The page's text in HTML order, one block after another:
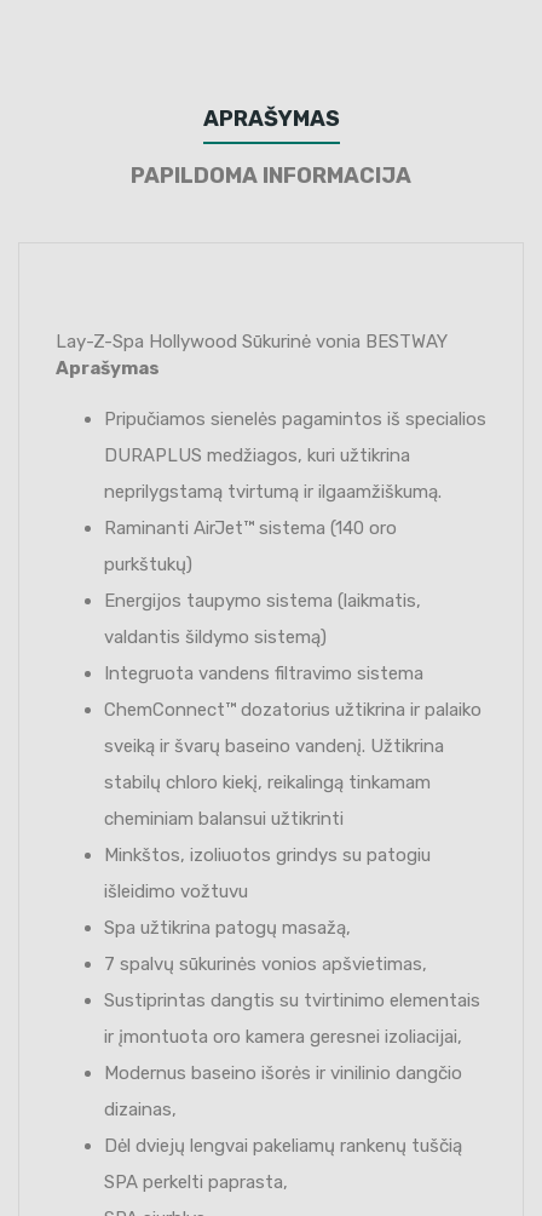
APRAŠYMAS
PAPILDOMA INFORMACIJA
Lay-Z-Spa Hollywood Sūkurinė vonia BESTWAY
Aprašymas
Pripučiamos sienelės pagamintos iš specialios
DURAPLUS medžiagos, kuri užtikrina
neprilygstamą tvirtumą ir ilgaamžiškumą.
Raminanti AirJet™ sistema (140 oro
purkštukų)
Energijos taupymo sistema (laikmatis,
valdantis šildymo sistemą)
Integruota vandens filtravimo sistema
ChemConnect™ dozatorius užtikrina ir palaiko
sveiką ir švarų baseino vandenį. Užtikrina
stabilų chloro kiekį, reikalingą tinkamam
cheminiam balansui užtikrinti
Minkštos, izoliuotos grindys su patogiu
išleidimo vožtuvu
Spa užtikrina patogų masažą,
7 spalvų sūkurinės vonios apšvietimas,
Sustiprintas dangtis su tvirtinimo elementais
ir įmontuota oro kamera geresnei izoliacijai,
Modernus baseino išorės ir vinilinio dangčio
dizainas,
Dėl dviejų lengvai pakeliamų rankenų tuščią
SPA perkelti paprasta,